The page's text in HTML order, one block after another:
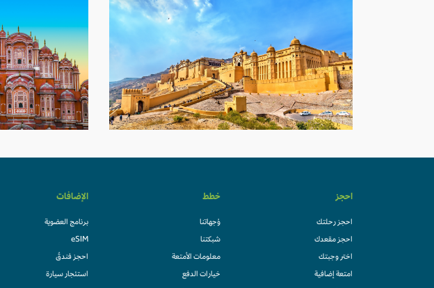
احجز
احجز رحلتك
احجز مقعدك
اختر وجبتك
امتعة إضافية
خطط
وُجهاتنا
شبكتنا
معلومات الأمتعة
خيارات الدفع
الإضافات
برنامج العضوية
eSIM
احجز فندقً
استئجار سيارة